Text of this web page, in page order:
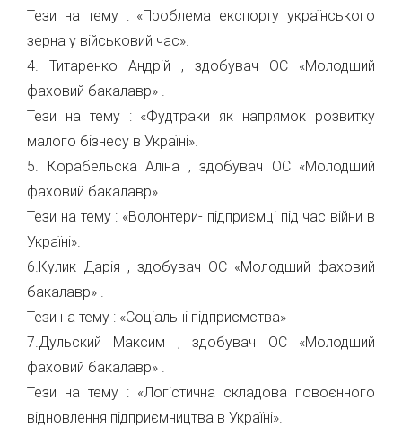
Тези на тему : «Проблема експорту українського
зерна у військовий час».
4. Титаренко Андрій , здобувач ОС «Молодший
фаховий бакалавр» .
Тези на тему : «Фудтраки як напрямок розвитку
малого бізнесу в Україні».
5. Корабельска Аліна , здобувач ОС «Молодший
фаховий бакалавр» .
Тези на тему : «Волонтери- підприємці під час війни в
Україні».
6.Кулик Дарія , здобувач ОС «Молодший фаховий
бакалавр» .
Тези на тему : «Соціальні підприємства»
7.Дульский Максим , здобувач ОС «Молодший
фаховий бакалавр» .
Тези на тему : «Логістична складова повоєнного
відновлення підприємництва в Україні».